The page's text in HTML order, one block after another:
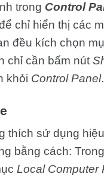
trong Control
chỉ hiển thị các
đều kích chọn
chỉ cần bấm nút
khỏi Control Panel.
thích sử dụng
bằng cách:
Local Computer